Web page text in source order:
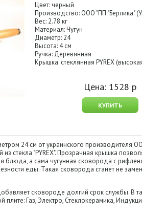
Цвет: черный
Производство: ООО "ПП "Берлика"
Вес: 2.78 кг
Материал: Чугун
Диаметр: 24
Высота: 4 см
Ручка: Деревянная
Крышка: стеклянная PYREX
Цена: 1528 р
КУПИТЬ
24 см от украинского производителя
стекла "PYREX". Прозрачная крышка
блюда, а сама чугунная сковорода с
еды. Такая сковорода станет не
сковороде долгий срок службы. В
Газ, Электро, Стеклокерамика,